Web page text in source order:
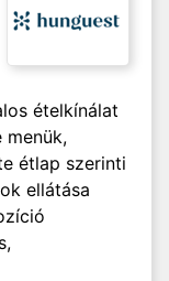
ételkínálat
menük,
étlap szerinti
ellátása